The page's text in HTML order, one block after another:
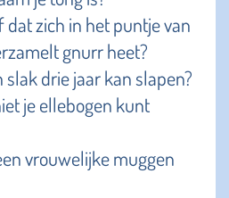
dat zich in het puntje van
gnurr heet?
slak drie jaar kan slapen?
je ellebogen kunt
vrouwelijke muggen